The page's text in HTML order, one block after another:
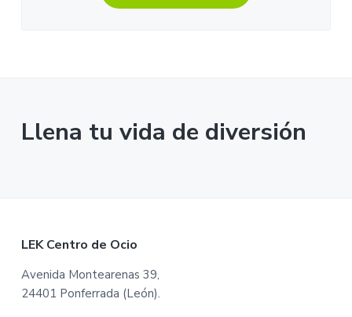
Llena tu vida de diversión
LEK Centro de Ocio
Avenida Montearenas 39,
24401 Ponferrada (León).